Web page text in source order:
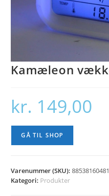
Kamæleon
kr. 149,00
GÅ TIL SHOP
Varenummer (SKU):
Kategori: Produkter